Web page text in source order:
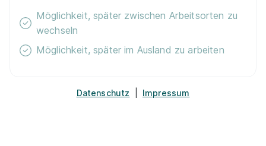
Ausbildung zum Medientechnologen (m/w/d)
2026 Schreiner Group GmbH & Co. KG
Möglichkeit, später zwischen Arbeitsorten zu
wechseln
Möglichkeit, später im Ausland zu arbeiten
Datenschutz Impressum